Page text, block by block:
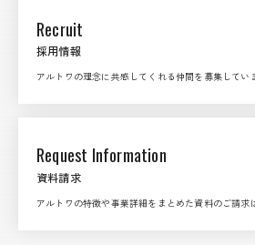
Recruit
採用情報
アルトワの理念に共感してくれる仲間を募集してい
Request Information
資料請求
アルトワの特徴や事業詳細をまとめた資料のご請求